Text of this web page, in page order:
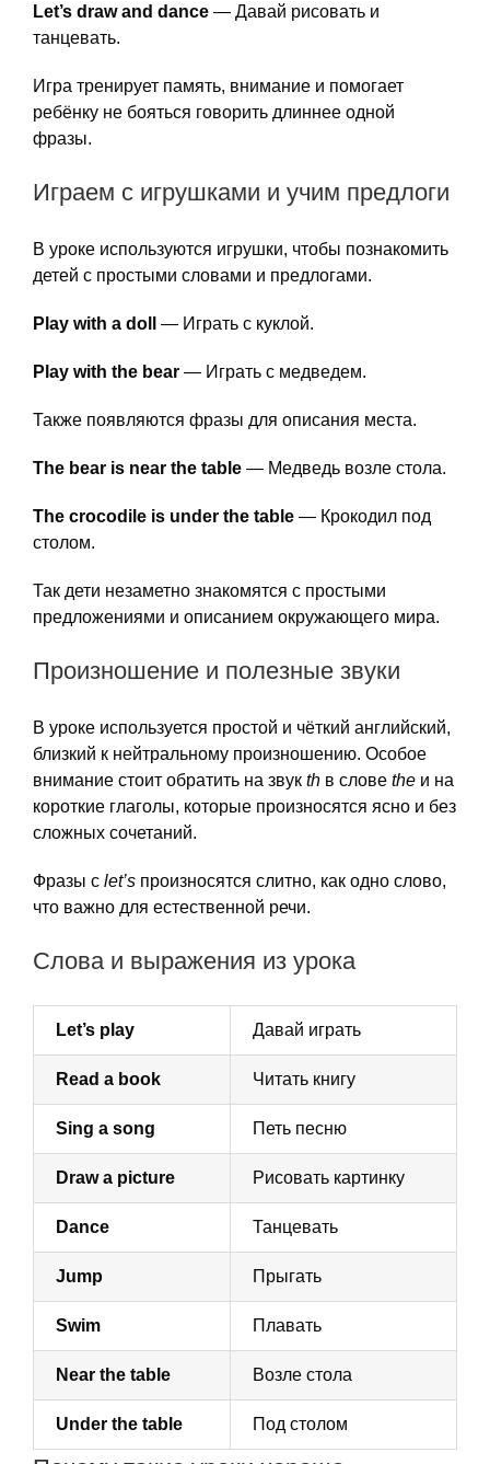
Let’s draw and dance — Давай рисовать и
танцевать.
Игра тренирует память, внимание и помогает
ребёнку не бояться говорить длиннее одной
фразы.
Играем с игрушками и учим предлоги
В уроке используются игрушки, чтобы познакомить
детей с простыми словами и предлогами.
Play with a doll — Играть с куклой.
Play with the bear — Играть с медведем.
Также появляются фразы для описания места.
The bear is near the table — Медведь возле стола.
The crocodile is under the table — Крокодил под
столом.
Так дети незаметно знакомятся с простыми
предложениями и описанием окружающего мира.
Произношение и полезные звуки
В уроке используется простой и чёткий английский,
близкий к нейтральному произношению. Особое
внимание стоит обратить на звук th в слове the и на
короткие глаголы, которые произносятся ясно и без
сложных сочетаний.
Фразы с let’s произносятся слитно, как одно слово,
что важно для естественной речи.
Слова и выражения из урока
Let’s play Давай играть
Read a book Читать книгу
Sing a song Петь песню
Draw a picture Рисовать картинку
Dance Танцевать
Jump Прыгать
Swim Плавать
Near the table Возле стола
Under the table Под столом